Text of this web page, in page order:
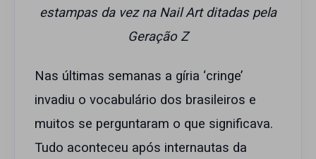
estampas da vez na Nail Art ditadas pela
Geração Z
Nas últimas semanas a gíria ‘cringe’
invadiu o vocabulário dos brasileiros e
muitos se perguntaram o que significava.
Tudo aconteceu após internautas da